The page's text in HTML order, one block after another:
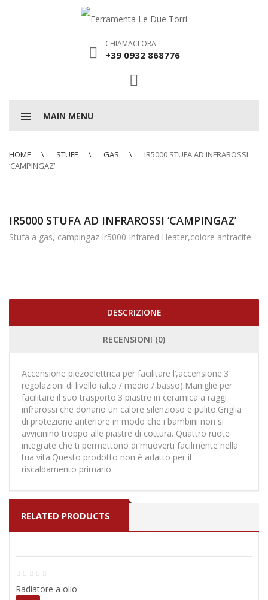
CHIAMACI ORA
+39 0932 868776
MAIN MENU
HOME STUFE GAS
IR5000 STUFA AD INFRAROSSI
‘CAMPINGAZ’
IR5000 STUFA AD INFRAROSSI ‘CAMPINGAZ’
Stufa a gas, campingaz Ir5000 Infrared Heater,colore antracite.
DESCRIZIONE
RECENSIONI (0)
Accensione piezoelettrica per facilitare l’,accensione.3
regolazioni di livello (alto / medio / basso).Maniglie per
facilitare il suo trasporto.3 piastre in ceramica a raggi
infrarossi che donano un calore silenzioso e pulito.Griglia
di protezione anteriore in modo che i bambini non si
avvicinino troppo alle piastre di cottura. Quattro ruote
integrate che ti permettono di muoverti facilmente nella
tua vita.Questo prodotto non è adatto per il
riscaldamento primario.
RELATED PRODUCTS
Radiatore a olio